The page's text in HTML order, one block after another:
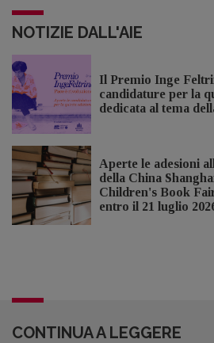
NOTIZIE DALL'AIE
Il Premio Inge
candidature per la
dedicata al tema
Aperte le adesioni
della China
Children's Book
entro il 21 luglio
CONTINUA A LEGGERE